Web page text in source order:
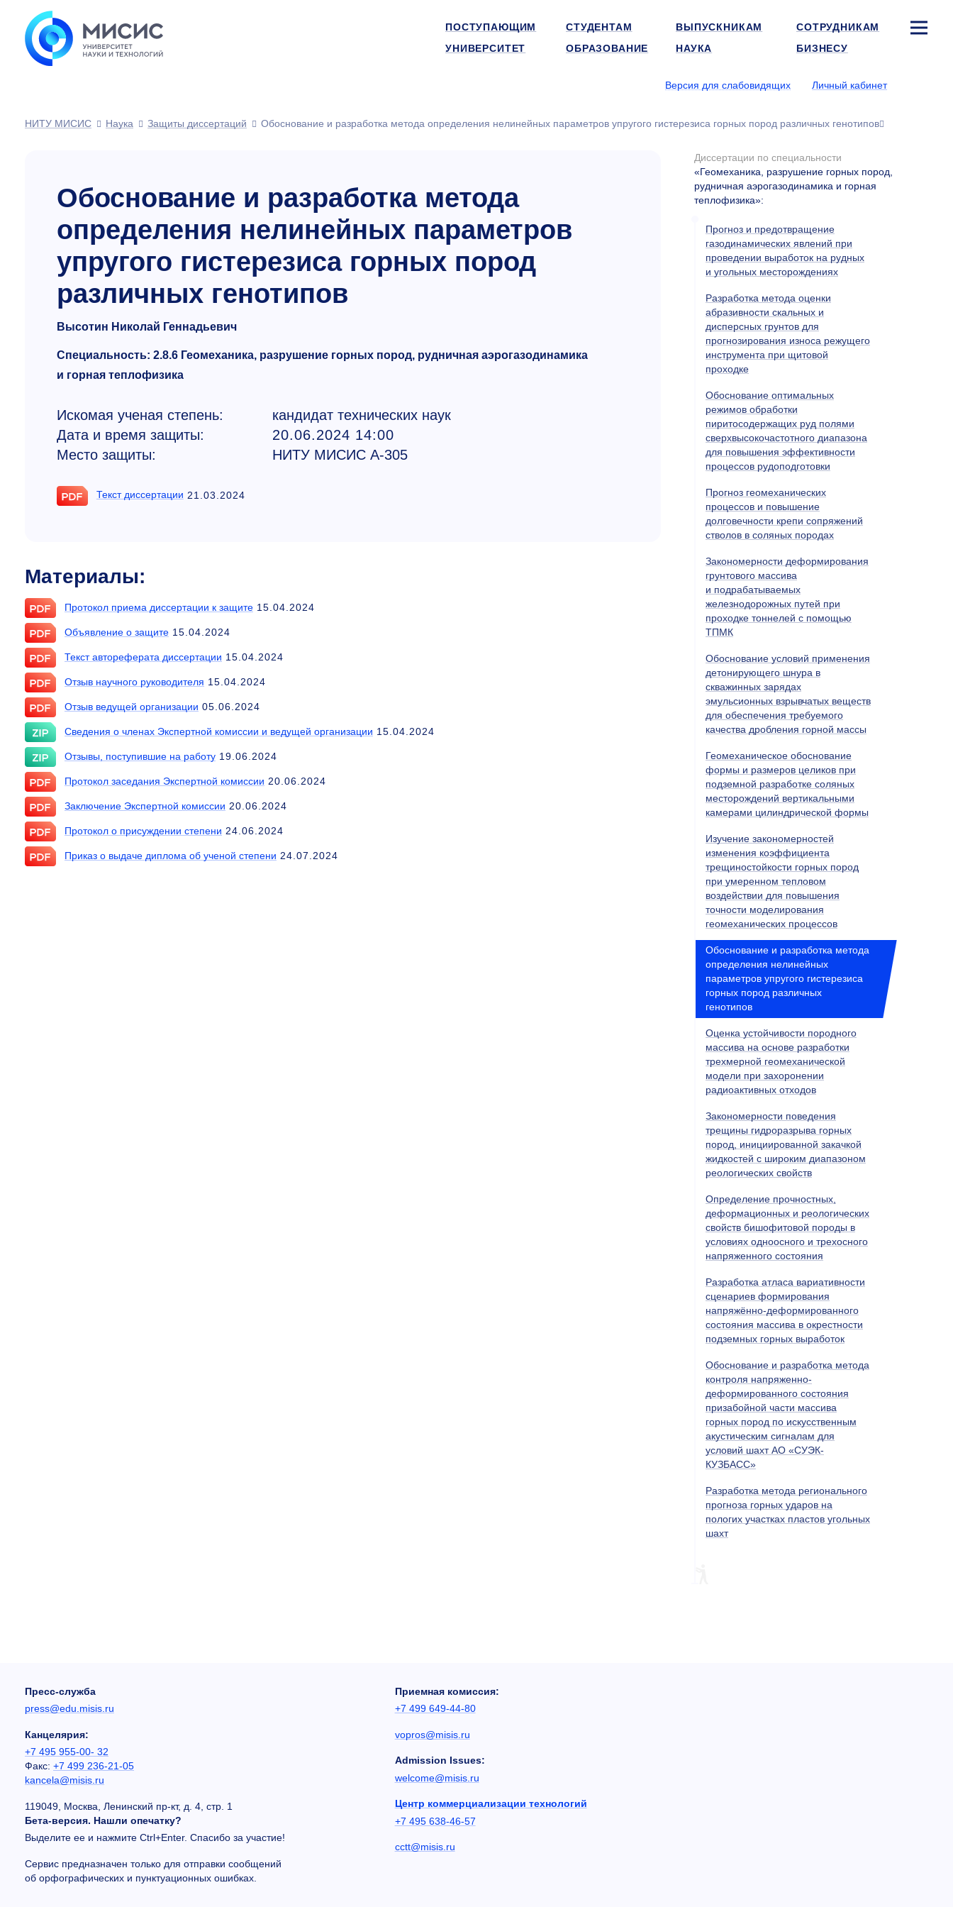
ПОСТУПАЮЩИМ СТУДЕНТАМ ВЫПУСКНИКАМ
СОТРУДНИКАМ
УНИВЕРСИТЕТ
ОБРАЗОВАНИЕ НАУКА БИЗНЕСУ
Версия для слабовидящих Личный кабинет
НИТУ МИСИС Наука Защиты диссертаций Обоснование и разработка метода определения нелинейных параметров упругого гистерезиса горных пород различных генотипов
Обоснование и разработка метода
определения нелинейных параметров
упругого гистерезиса горных пород
различных генотипов
Высотин Николай Геннадьевич
Специальность: 2.8.6 Геомеханика, разрушение горных пород, рудничная аэрогазодинамика
и горная теплофизика
Искомая ученая степень:
кандидат технических наук
Дата и время защиты:
20.06.2024 14:00
Место защиты:
НИТУ МИСИС А-305
Текст диссертации 21.03.2024
Материалы:
Протокол приема диссертации к защите 15.04.2024
Объявление о защите 15.04.2024
Текст автореферата диссертации 15.04.2024
Отзыв научного руководителя 15.04.2024
Отзыв ведущей организации 05.06.2024
Сведения о членах Экспертной комиссии и ведущей организации 15.04.2024
Отзывы, поступившие на работу 19.06.2024
Протокол заседания Экспертной комиссии 20.06.2024
Заключение Экспертной комиссии 20.06.2024
Протокол о присуждении степени 24.06.2024
Приказ о выдаче диплома об ученой степени 24.07.2024
Диссертации по специальности
«Геомеханика, разрушение горных пород,
рудничная аэрогазодинамика и горная
теплофизика»:
Прогноз и предотвращение
газодинамических явлений при
проведении выработок на рудных
и угольных месторождениях
Разработка метода оценки
абразивности скальных и
дисперсных грунтов для
прогнозирования износа режущего
инструмента при щитовой
проходке
Обоснование оптимальных
режимов обработки
пиритосодержащих руд полями
сверхвысокочастотного диапазона
для повышения эффективности
процессов рудоподготовки
Прогноз геомеханических
процессов и повышение
долговечности крепи сопряжений
стволов в соляных породах
Закономерности деформирования
грунтового массива
и подрабатываемых
железнодорожных путей при
проходке тоннелей с помощью
ТПМК
Обоснование условий применения
детонирующего шнура в
скважинных зарядах
эмульсионных взрывчатых веществ
для обеспечения требуемого
качества дробления горной массы
Геомеханическое обоснование
формы и размеров целиков при
подземной разработке соляных
месторождений вертикальными
камерами цилиндрической формы
Изучение закономерностей
изменения коэффициента
трещиностойкости горных пород
при умеренном тепловом
воздействии для повышения
точности моделирования
геомеханических процессов
Обоснование и разработка метода
определения нелинейных
параметров упругого гистерезиса
горных пород различных
генотипов
Оценка устойчивости породного
массива на основе разработки
трехмерной геомеханической
модели при захоронении
радиоактивных отходов
Закономерности поведения
трещины гидроразрыва горных
пород, инициированной закачкой
жидкостей с широким диапазоном
реологических свойств
Определение прочностных,
деформационных и реологических
свойств бишофитовой породы в
условиях одноосного и трехосного
напряженного состояния
Разработка атласа вариативности
сценариев формирования
напряжённо-деформированного
состояния массива в окрестности
подземных горных выработок
Обоснование и разработка метода
контроля напряженно-
деформированного состояния
призабойной части массива
горных пород по искусственным
акустическим сигналам для
условий шахт АО «СУЭК-
КУЗБАСС»
Разработка метода регионального
прогноза горных ударов на
пологих участках пластов угольных
шахт
Пресс-служба
press@edu.misis.ru
Канцелярия:
+7 495 955-00- 32
Факс: +7 499 236-21-05
kancela@misis.ru
119049, Москва, Ленинский пр-кт, д. 4, стр. 1
Бета-версия. Нашли опечатку?
Выделите ее и нажмите Ctrl+Enter. Спасибо за участие!
Сервис предназначен только для отправки сообщений
об орфографических и пунктуационных ошибках.
Приемная комиссия:
+7 499 649-44-80
vopros@misis.ru
Admission Issues:
welcome@misis.ru
Центр коммерциализации технологий
+7 495 638-46-57
cctt@misis.ru